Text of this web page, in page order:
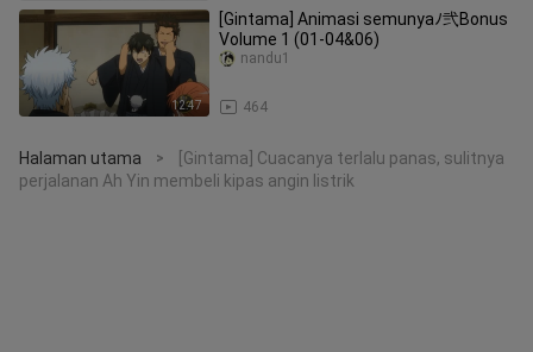
12:47
[Gintama] Animasi semunyaﾉ弐Bonus
Volume 1 (01-04&06)
464
nandu1
Halaman utama >
[Gintama] Cuacanya terlalu panas, sulitnya
perjalanan Ah Yin membeli kipas angin listrik